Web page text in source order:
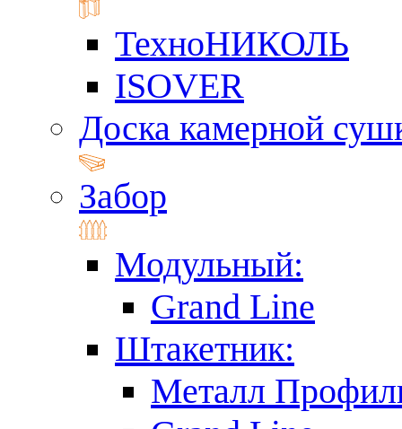
ТехноНИКОЛЬ
ISOVER
Доска камерной
Забор
Модульный:
Grand Line
Штакетник:
Металл